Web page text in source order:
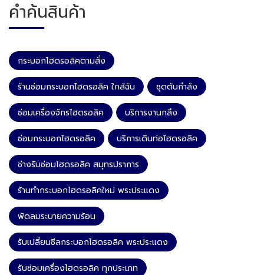
คำค้นสินค้า
กระบอกไฮดรอลิคตามสั่ง
ร้านซ่อมกระบอกไฮดรอลิค ใกล้ฉัน ชุดต้นกำลัง
ซ่อมเครื่องจักรไฮดรอลิค บริการงานกลึง
ซ่อมกระบอกไฮดรอลิค บริการเดินท่อไฮดรอลิค
ช่างรับซ่อมไฮดรอลิค สมุทรปราการ
ร้านทำกระบอกไฮดรอลิคใหม่ พระประแดง
พัดลมระบายความร้อน
รับเปลี่ยนซีลกระบอกไฮดรอลิค พระประแดง
รับซ่อมเครื่องไฮดรอลิค ทุกประเภท